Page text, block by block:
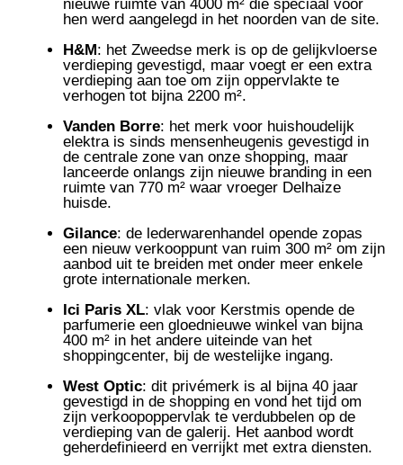
nieuwe ruimte van 4000 m² die speciaal voor
hen werd aangelegd in het noorden van de site.
H&M: het Zweedse merk is op de gelijkvloerse
verdieping gevestigd, maar voegt er een extra
verdieping aan toe om zijn oppervlakte te
verhogen tot bijna 2200 m².
Vanden Borre: het merk voor huishoudelijk
elektra is sinds mensenheugenis gevestigd in
de centrale zone van onze shopping, maar
lanceerde onlangs zijn nieuwe branding in een
ruimte van 770 m² waar vroeger Delhaize
huisde.
Gilance: de lederwarenhandel opende zopas
een nieuw verkooppunt van ruim 300 m² om zijn
aanbod uit te breiden met onder meer enkele
grote internationale merken.
Ici Paris XL: vlak voor Kerstmis opende de
parfumerie een gloednieuwe winkel van bijna
400 m² in het andere uiteinde van het
shoppingcenter, bij de westelijke ingang.
West Optic: dit privémerk is al bijna 40 jaar
gevestigd in de shopping en vond het tijd om
zijn verkoopoppervlak te verdubbelen op de
verdieping van de galerij. Het aanbod wordt
geherdefinieerd en verrijkt met extra diensten.